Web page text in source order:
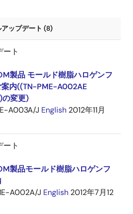
ップデート (8)
ト
製品 モールド樹脂ハロゲンフ
案内((TN-PME-A002AE
の変更)
A003A/J English 2012年11月
ト
製品モールド樹脂ハロゲンフ
A002A/J English 2012年7月12